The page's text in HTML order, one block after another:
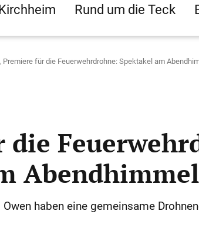
Rund um die Teck
Premiere für die Feuerwehrdrohne: Spektakel am
die
Abendhimmel
haben eine gemeinsame